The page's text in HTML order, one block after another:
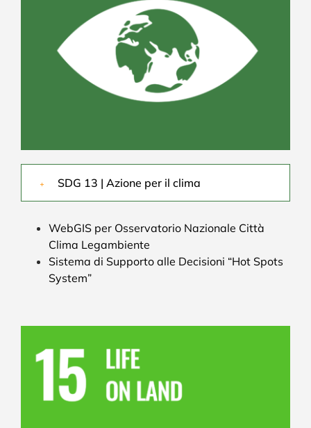
SDG 13 | Azione per il clima
WebGIS per Osservatorio Nazionale Città
Clima Legambiente
Sistema di Supporto alle Decisioni “Hot Spots
System”